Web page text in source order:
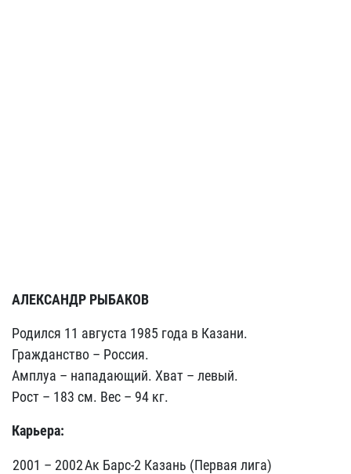
АЛЕКСАНДР РЫБАКОВ
Родился 11 августа 1985 года в Казани.
Гражданство – Россия.
Амплуа – нападающий. Хват – левый.
Рост – 183 см. Вес – 94 кг.
Карьера:
2001 – 2002Ак Барс-2 Казань (Первая лига)